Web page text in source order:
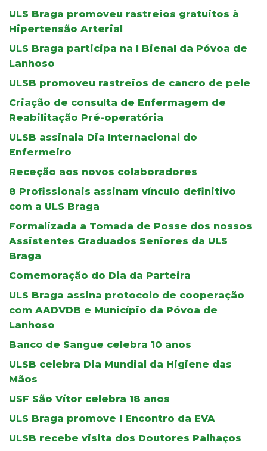
ULS Braga promoveu rastreios gratuitos à
Hipertensão Arterial
ULS Braga participa na I Bienal da Póvoa de
Lanhoso
ULSB promoveu rastreios de cancro de pele
Criação de consulta de Enfermagem de
Reabilitação Pré-operatória
ULSB assinala Dia Internacional do
Enfermeiro
Receção aos novos colaboradores
8 Profissionais assinam vínculo definitivo
com a ULS Braga
Formalizada a Tomada de Posse dos nossos
Assistentes Graduados Seniores da ULS
Braga
Comemoração do Dia da Parteira
ULS Braga assina protocolo de cooperação
com AADVDB e Município da Póvoa de
Lanhoso
Banco de Sangue celebra 10 anos
ULSB celebra Dia Mundial da Higiene das
Mãos
USF São Vítor celebra 18 anos
ULS Braga promove I Encontro da EVA
ULSB recebe visita dos Doutores Palhaços